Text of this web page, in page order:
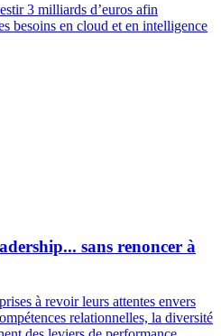
3 milliards d’euros afin
besoins en cloud et en intelligence
sans renoncer à
à revoir leurs attentes envers
relationnelles, la diversité